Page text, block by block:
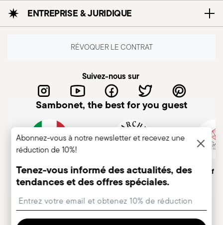
cuisinière vitro-
céramique
cuisinière à gaz
Sans danger pour le
contact alimentaire
COOKWARE - Une mauvaise utilisation des
casseroles peut causer des blessures à
ENTREPRISE & JURIDIQUE
RÉVOQUER LE CONTRAT
Suivez-nous sur
Sambonet, the best for you guest
Entreprise italienne
Marque historique, depuis
1856
Member of
Abonnez-vous à notre newsletter et recevez une
réduction de 10%!
Tenez-vous informé des actualités, des
tendances et des offres spéciales.